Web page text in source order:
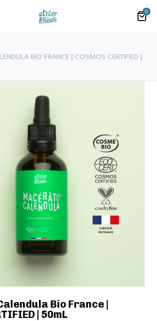
0
BIO FRANCE | COSMOS CERTIFIED |
Bio France |
| 50mL